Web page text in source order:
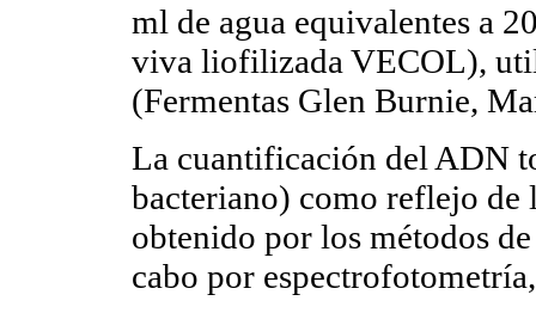
ml de agua equivalentes a
viva liofilizada VECOL),
(Fermentas Glen Burnie,
La cuantificación del ADN
bacteriano) como reflejo
obtenido por los métodos
cabo por